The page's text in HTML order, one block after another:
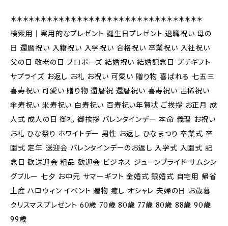
＊＊＊＊＊＊＊＊＊＊＊＊＊＊＊＊＊＊＊＊＊＊＊＊＊＊＊＊＊＊＊＊
検索用｜実用的なプレゼント 誕生日プレゼント 退職祝い 母の
日 還暦祝い 入籍祝い 入学祝い 合格祝い 卒業祝い 入社祝い
父の日 敬老の日 プロポーズ 結婚祝い 結婚記念日 プチギフト
サプライズ お返し お礼 お祝い 可愛い 贈り物 喜ばれる 七五三
喜寿祝い 可愛い 贈り物 還暦祝 還暦祝い 喜寿祝い 古稀祝い
傘寿祝い 米寿祝い 白寿祝い 百寿祝い年賀状 ご挨拶 お正月 成
人式 成人の日 御礼 御挨拶 バレンタインデー 本命 義理 お祝い
お礼 ひな祭り ホワイトデー 男性 お返し ひなまつり 卒業式 卒
園式 定年 送迎会 バレンタインデーのお返し 入学式 入園式 記
念日 歓送迎会 粗品 歓迎会 ビジネス ジューンブライド サムシン
グブルー 七夕 お中元 サマーギフト 金婚式 銀婚式 自宅用 帰省
土産 ハロウィン イベント 贈物 癒し オシャレ 夫婦の日 お歳暮
クリスマスプレゼント 60歳 70歳 80歳 77歳 80歳 88歳 90歳
99歳